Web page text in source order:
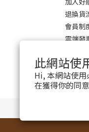
此網站使
Hi, 本網站使
在獲得你的同
退換貨
會員制
雲端發